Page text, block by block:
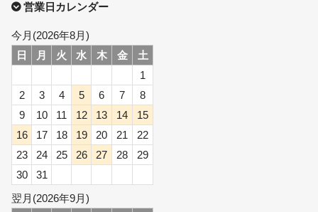
営業日カレンダー
今月(2026年8月)
日
月 火 水 木 金
土
1
2
3 4 5 6 7
8
9
10 11 12 13 14
15
16
17 18 19 20 21
22
23
24 25 26 27 28
29
30
31
翌月(2026年9月)